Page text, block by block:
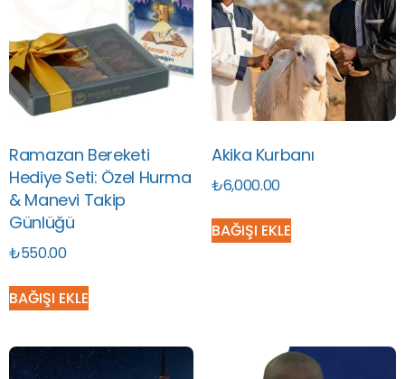
Ramazan Bereketi
Hediye Seti: Özel Hurma
& Manevi Takip
Günlüğü
₺550.00
BAĞIŞI EKLE
Akika Kurbanı
₺6,000.00
BAĞIŞI EKLE